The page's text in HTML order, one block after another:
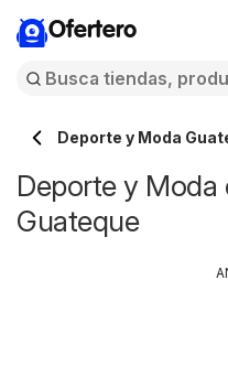
Ofertero
Deporte y Moda
Deporte y
Guateque